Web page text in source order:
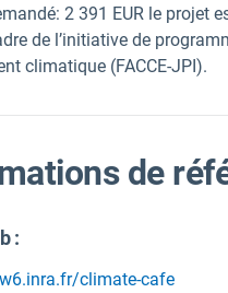
2 391 EUR le projet
de l’initiative de
climatique (FACCE-JPI).
de
:
climate-cafe